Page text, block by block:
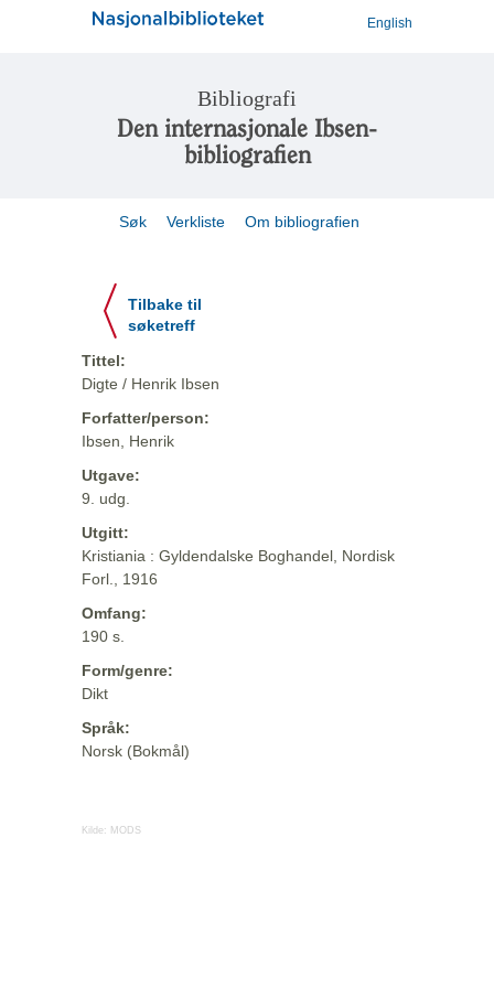
English
Bibliografi
Den internasjonale Ibsen-
bibliografien
Søk Verkliste Om bibliografien
Tilbake til
søketreff
Tittel:
Digte / Henrik Ibsen
Forfatter/person:
Ibsen, Henrik
Utgave:
9. udg.
Utgitt:
Kristiania : Gyldendalske Boghandel, Nordisk
Forl., 1916
Omfang:
190 s.
Form/genre:
Dikt
Språk:
Norsk (Bokmål)
Kilde: MODS